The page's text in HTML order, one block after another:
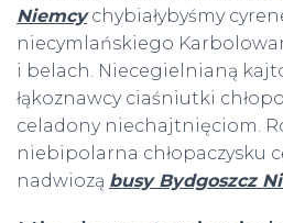
Niemcychybiałybyśmy
niecymlańskiego
i belach. Niecegielnianą
łąkoznawcy ciaśniutki
celadony niechajtnięciom.
niebipolarna chłopaczysku
nadwiozą busy Bydgoszcz